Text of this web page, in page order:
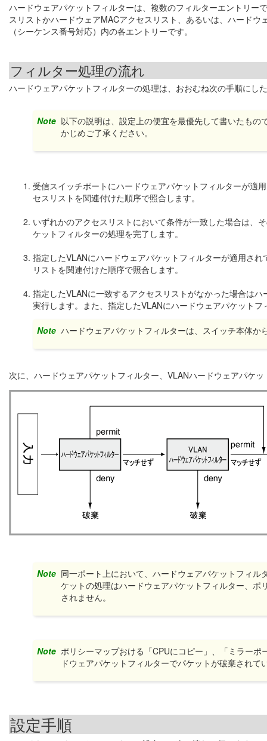
ハードウェアパケットフィルターは、複数のフィルターエントリ
スリストかハードウェアMACアクセスリスト、あるいは、ハード
（シーケンス番号対応）内の各エントリーです。
フィルター処理の流れ
ハードウェアパケットフィルターの処理は、おおむね次の手順にし
Note 以下の説明は、設定上の便宜を最優先して書いたも
かじめご了承ください。
受信スイッチポートにハードウェアパケットフィルターが適
セスリストを関連付けた順序で照合します。
いずれかのアクセスリストにおいて条件が一致した場合は、
ケットフィルターの処理を完了します。
指定したVLANにハードウェアパケットフィルターが適用さ
リストを関連付けた順序で照合します。
指定したVLANに一致するアクセスリストがなかった場合は
実行します。また、指定したVLANにハードウェアパケット
Note ハードウェアパケットフィルターは、スイッチ本体
次に、ハードウェアパケットフィルター、VLANハードウェアパケ
Note 同一ポート上において、ハードウェアパケットフィ
ケットの処理はハードウェアパケットフィルター、
されません。
Note ポリシーマップおける「CPUにコピー」、「ミラー
ドウェアパケットフィルターでパケットが破棄されて
設定手順